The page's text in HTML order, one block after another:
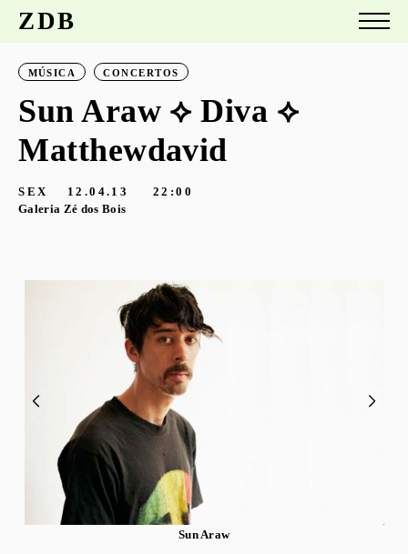
ZDB
MÚSICA CONCERTOS
Sun Araw ⟡ Diva ⟡
Matthewdavid
SEX 12.04.13
22:00
Galeria Zé dos Bois
Sun Araw